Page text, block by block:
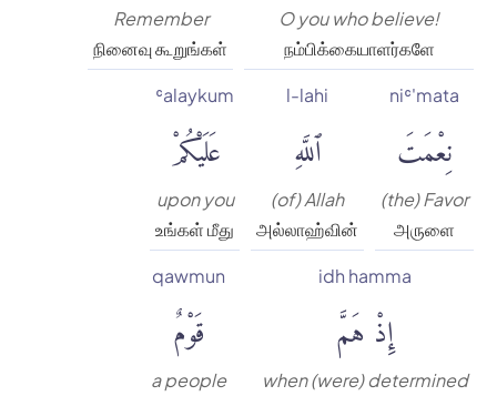
O you who believe!
நம்பிக்கையாளர்களே
Remember
நினைவு கூறுங்கள்
niʿ'mata
نِعْمَتَ
(the) Favor
அருளை
l-lahi
ٱللَّهِ
(of) Allah
அல்லாஹ்வின்
ʿalaykum
عَلَيْكُمْ
upon you
உங்கள் மீது
idh hamma
إِذْ هَمَّ
when (were) determined
qawmun
قَوْمٌ
a people